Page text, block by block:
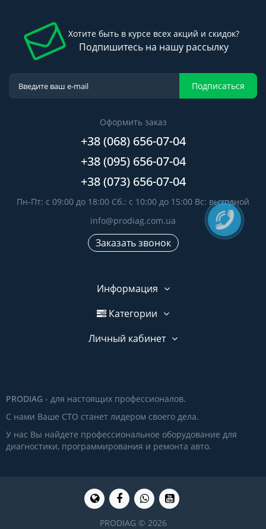
Хотите быть в курсе всех акций и скидок?
Подпишитесь на нашу рассылку
Подписаться
Оформить заказ
+38 (068) 656-07-04
+38 (095) 656-07-04
+38 (073) 656-07-04
Пн-Пт: с 09:00 до 18:00 Сб.: с 10:00 до 15:00 Вс: выходной
info@prodiag.com.ua
Заказать звонок
Информация
Категории
Личный кабинет
PRODIAG - для настоящих профессионалов.
С нами Ваше СТО станет лидером своего дела.
У нас Вы найдете профессиональное оборудование для
диагностики, программирования и ремонта авто.
PRODIAG © 2026